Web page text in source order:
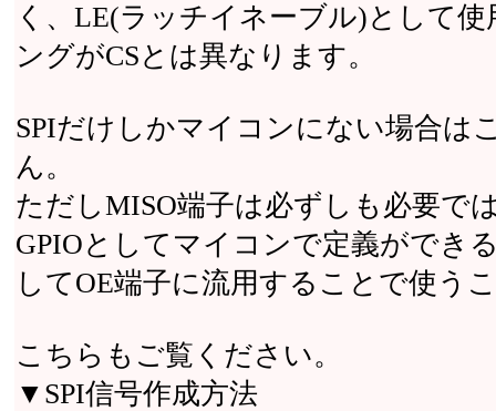
く、LE(ラッチイネーブル)として
ングがCSとは異なります。
SPIだけしかマイコンにない場合は
ん。
ただしMISO端子は必ずしも必要で
GPIOとしてマイコンで定義ができ
してOE端子に流用することで使う
こちらもご覧ください。
▼SPI信号作成方法